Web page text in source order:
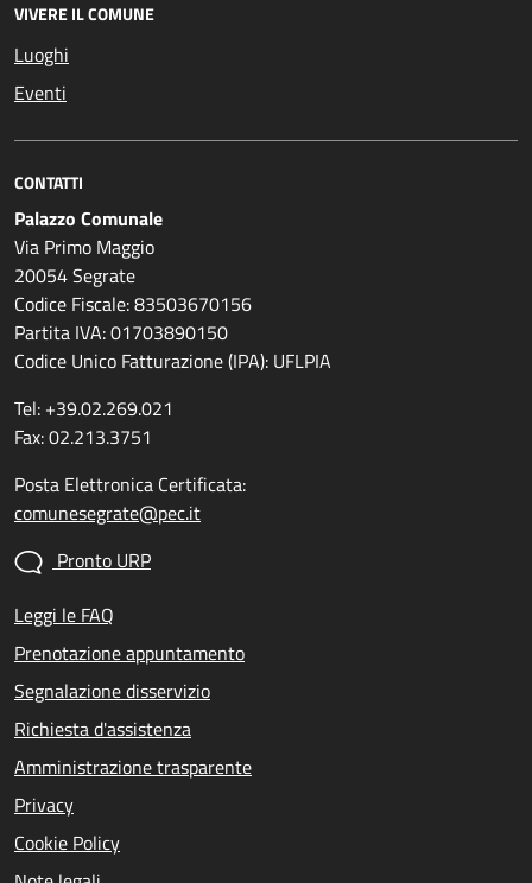
VIVERE IL COMUNE
Luoghi
Eventi
CONTATTI
Palazzo Comunale
Via Primo Maggio
20054 Segrate
Codice Fiscale: 83503670156
Partita IVA: 01703890150
Codice Unico Fatturazione (IPA): UFLPIA
Tel: +39.02.269.021
Fax: 02.213.3751
Posta Elettronica Certificata:
comunesegrate@pec.it
Pronto URP
Leggi le FAQ
Prenotazione appuntamento
Segnalazione disservizio
Richiesta d'assistenza
Amministrazione trasparente
Privacy
Cookie Policy